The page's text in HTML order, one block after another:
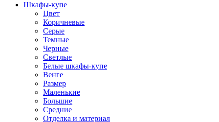
Шкафы-купе
Цвет
Коричневые
Серые
Темные
Черные
Светлые
Белые шкафы-купе
Венге
Размер
Маленькие
Большие
Средние
Отделка и материал